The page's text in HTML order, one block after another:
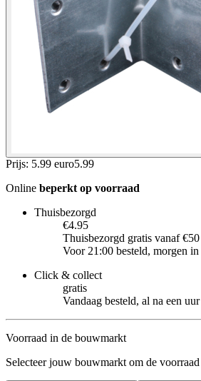
Prijs: 5.99 euro5.99
Online beperkt op voorraad
Thuisbezorgd
€4.95
Thuisbezorgd gratis vanaf €50
Voor 21:00 besteld, morgen
Click & collect
gratis
Vandaag besteld, al na een
Voorraad in de bouwmarkt
Selecteer jouw bouwmarkt om de